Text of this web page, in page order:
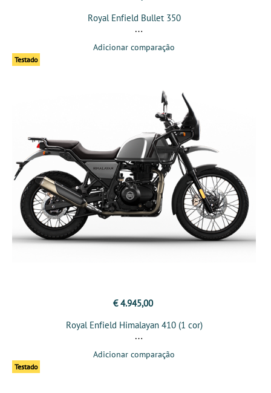
Royal Enfield Bullet 350
Adicionar comparação
Testado
€ 4.945,00
Royal Enfield Himalayan 410 (1 cor)
Adicionar comparação
Testado